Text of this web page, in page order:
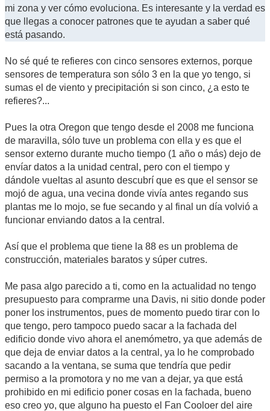
mi zona y ver cómo evoluciona. Es interesante y la verdad es
que llegas a conocer patrones que te ayudan a saber qué
está pasando.
No sé qué te refieres con cinco sensores externos, porque
sensores de temperatura son sólo 3 en la que yo tengo, si
sumas el de viento y precipitación si son cinco, ¿a esto te
refieres?...
Pues la otra Oregon que tengo desde el 2008 me funciona
de maravilla, sólo tuve un problema con ella y es que el
sensor externo durante mucho tiempo (1 año o más) dejo de
envíar datos a la unidad central, pero con el tiempo y
dándole vueltas al asunto descubrí que es que el sensor se
mojó de agua, una vecina donde vivía antes regando sus
plantas me lo mojo, se fue secando y al final un día volvió a
funcionar enviando datos a la central.
Así que el problema que tiene la 88 es un problema de
construcción, materiales baratos y súper cutres.
Me pasa algo parecido a ti, como en la actualidad no tengo
presupuesto para comprarme una Davis, ni sitio donde poder
poner los instrumentos, pues de momento puedo tirar con lo
que tengo, pero tampoco puedo sacar a la fachada del
edificio donde vivo ahora el anemómetro, ya que además de
que deja de enviar datos a la central, ya lo he comprobado
sacando a la ventana, se suma que tendría que pedir
permiso a la promotora y no me van a dejar, ya que está
prohibido en mi edificio poner cosas en la fachada, bueno
eso creo yo, que alguno ha puesto el Fan Cooloer del aire